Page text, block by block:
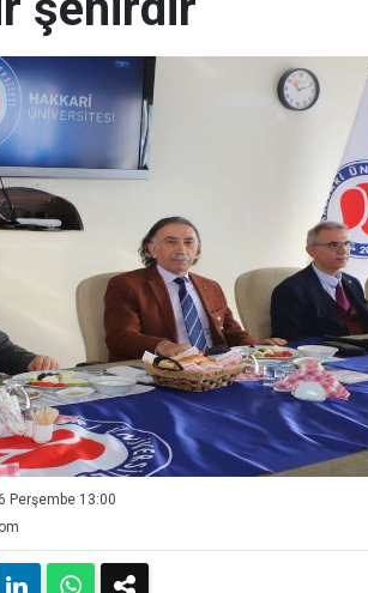
Perşembe 13:00